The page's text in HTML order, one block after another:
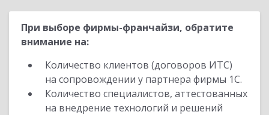
При выборе фирмы-франчайзи, обратите
внимание на:
Количество клиентов (договоров ИТС)
на сопровождении у партнера фирмы 1С.
Количество специалистов, аттестованных
на внедрение технологий и решений